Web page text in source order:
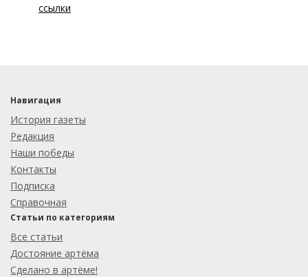
ссылки
Навигация
История газеты
Редакция
Наши победы
Контакты
Подписка
Справочная
Статьи по категориям
Все статьи
Достояние артёма
Сделано в артёме!